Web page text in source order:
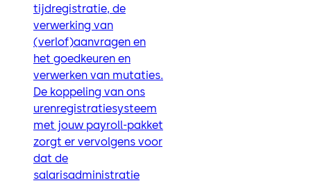
tijdregistratie, de
verwerking van
(verlof)aanvragen en
het goedkeuren en
verwerken van mutaties.
De koppeling van ons
urenregistratiesysteem
met jouw payroll-pakket
zorgt er vervolgens voor
dat de
salarisadministratie